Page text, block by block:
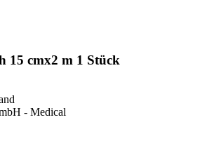
15 cmx2 m 1 Stück
- Medical